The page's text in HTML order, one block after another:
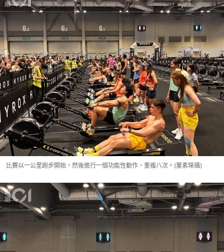
比賽以一公里跑步開始，然後進行一個功能性動作，重複八次。(董素琛攝)